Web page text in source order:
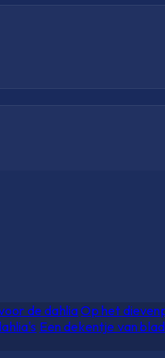
de dahliaOp het
Een dekentje van